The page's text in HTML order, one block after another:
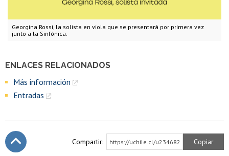
Georgina Rossi, la solista en viola que se presentará por primera vez
junto a la Sinfónica.
ENLACES RELACIONADOS
Más información
Entradas
Compartir: https://uchile.cl/u234682 Copiar